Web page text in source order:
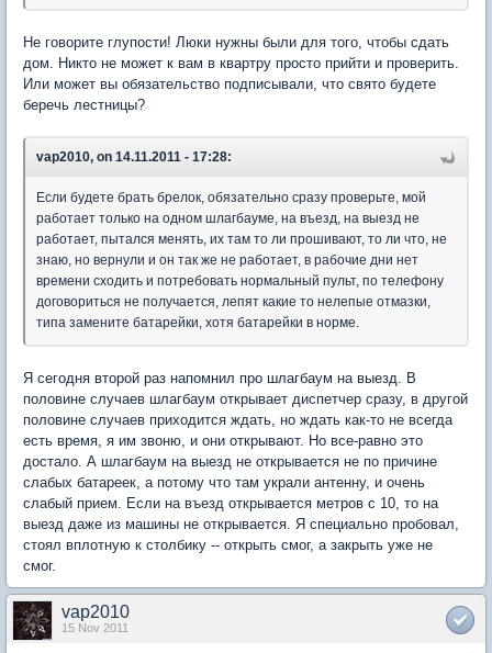
Не говорите глупости! Люки нужны были для того, чтобы сдать
дом. Никто не может к вам в квартру просто прийти и проверить.
Или может вы обязательство подписывали, что свято будете
беречь лестницы?
vap2010, on 14.11.2011 - 17:28:
Если будете брать брелок, обязательно сразу проверьте, мой
работает только на одном шлагбауме, на въезд, на выезд не
работает, пытался менять, их там то ли прошивают, то ли что, не
знаю, но вернули и он так же не работает, в рабочие дни нет
времени сходить и потребовать нормальный пульт, по телефону
договориться не получается, лепят какие то нелепые отмазки,
типа замените батарейки, хотя батарейки в норме.
Я сегодня второй раз напомнил про шлагбаум на выезд. В
половине случаев шлагбаум открывает диспетчер сразу, в другой
половине случаев приходится ждать, но ждать как-то не всегда
есть время, я им звоню, и они открывают. Но все-равно это
достало. А шлагбаум на выезд не открывается не по причине
слабых батареек, а потому что там украли антенну, и очень
слабый прием. Если на въезд открывается метров с 10, то на
выезд даже из машины не открывается. Я специально пробовал,
стоял вплотную к столбику -- открыть смог, а закрыть уже не
смог.
vap2010
15 Nov 2011